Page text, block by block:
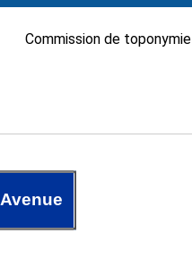
Commission de toponymie
Avenue